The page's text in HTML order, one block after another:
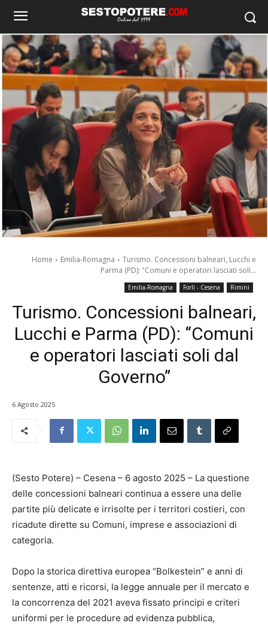
Home Emilia-Romagna
Turismo. Concessioni balneari, Lucchi e
Parma (PD): "Comuni e operatori lasciati soli...
Emilia-Romagna Forlì - Cesena Rimini
Turismo. Concessioni balneari,
Lucchi e Parma (PD): “Comuni
e operatori lasciati soli dal
Governo”
6 Agosto 2025
(Sesto Potere) – Cesena – 6 agosto 2025 – La questione
delle concessioni balneari continua a essere una delle
partite più delicate e irrisolte per i territori costieri, con
ricadute dirette su Comuni, imprese e associazioni di
categoria.
Dopo la storica direttiva europea “Bolkestein” e anni di
sentenze, atti e ricorsi, la legge annuale per il mercato e
la concorrenza del 2021 aveva fissato principi e criteri
uniformi per le procedure ad evidenza pubblica,